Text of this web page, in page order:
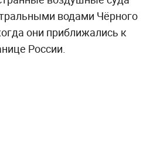
водами Чёрного
они приближались к
России.